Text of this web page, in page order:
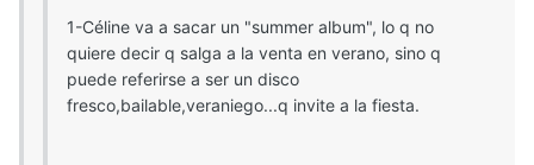
1-Céline va a sacar un "summer album", lo q no
quiere decir q salga a la venta en verano, sino q
puede referirse a ser un disco
fresco,bailable,veraniego...q invite a la fiesta.